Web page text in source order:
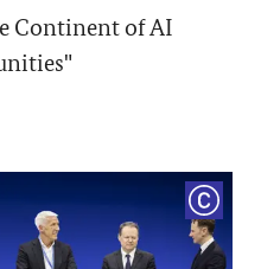
Continent of AI